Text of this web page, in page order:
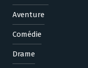
Aventure
Comédie
Drame